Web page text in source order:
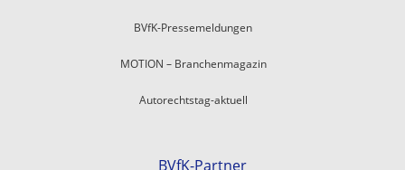
BVfK-Pressemeldungen
MOTION – Branchenmagazin
Autorechtstag-aktuell
BVfK-Partner